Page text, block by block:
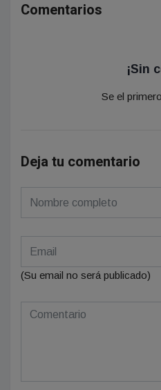
Comentarios
¡Sin
Se el
Deja tu comentario
(Su email no será publicado)